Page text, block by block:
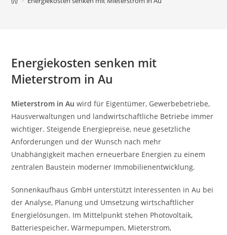
Energiekosten senken mit
Mieterstrom in Au
Mieterstrom in Au wird für Eigentümer, Gewerbebetriebe,
Hausverwaltungen und landwirtschaftliche Betriebe immer
wichtiger. Steigende Energiepreise, neue gesetzliche
Anforderungen und der Wunsch nach mehr
Unabhängigkeit machen erneuerbare Energien zu einem
zentralen Baustein moderner Immobilienentwicklung.
Sonnenkaufhaus GmbH unterstützt Interessenten in Au bei
der Analyse, Planung und Umsetzung wirtschaftlicher
Energielösungen. Im Mittelpunkt stehen Photovoltaik,
Batteriespeicher, Wärmepumpen, Mieterstrom,